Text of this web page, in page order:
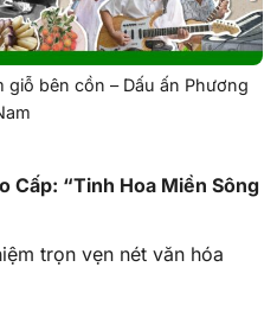
bên cồn – Dấu ấn Phương
Cấp: “Tinh Hoa Miền Sông
trọn vẹn nét văn hóa